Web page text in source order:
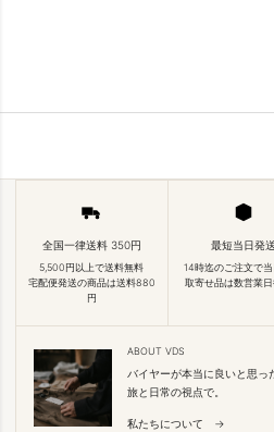
全国一律送料 350円
5,500円以上で送料無料
宅配便発送の商品は送料880
円
最短当日発送
14時迄のご注文で
取寄せ品は数営業
ABOUT VDS
バイヤーが本当に良いと思っ
旅と日常の視点で。
私たちについて →